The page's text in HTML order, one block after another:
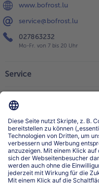
www.bofrost.lu
service@bofrost.lu
027863232
Mo-Fr. von 7 bis 20 Uhr
Service
Über bofrost*
Kategorien